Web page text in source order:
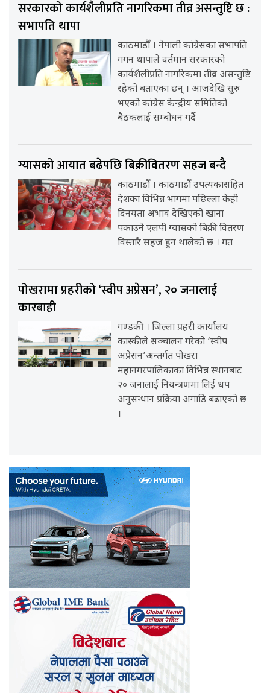
सरकारको कार्यशैलीप्रति नागरिकमा तीव्र असन्तुष्टि छ :
सभापति थापा
काठमाडौँ । नेपाली कांग्रेसका सभापति
गगन थापाले वर्तमान सरकारको
कार्यशैलीप्रति नागरिकमा तीव्र असन्तुष्टि
रहेको बताएका छन् । आजदेखि सुरु
भएको कांग्रेस केन्द्रीय समितिको
बैठकलाई सम्बोधन गर्दै
ग्यासको आयात बढेपछि बिक्रीवितरण सहज बन्दै
काठमाडौँ । काठमाडौँ उपत्यकासहित
देशका विभिन्न भागमा पछिल्ला केही
दिनयता अभाव देखिएको खाना
पकाउने एलपी ग्यासको बिक्री वितरण
विस्तारै सहज हुन थालेको छ । गत
पोखरामा प्रहरीको ‘स्वीप अप्रेसन’, २० जनालाई
कारबाही
गण्डकी । जिल्ला प्रहरी कार्यालय
कास्कीले सञ्चालन गरेको ‘स्वीप
अप्रेसन’अन्तर्गत पोखरा
महानगरपालिकाका विभिन्न स्थानबाट
२० जनालाई नियन्त्रणमा लिई थप
अनुसन्धान प्रक्रिया अगाडि बढाएको छ
।